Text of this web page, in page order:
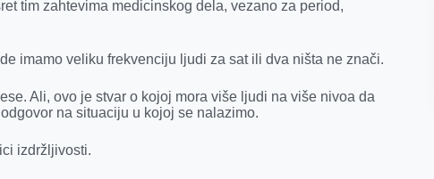
tim zahtevima medicinskog dela, vezano za period,
imamo veliku frekvenciju ljudi za sat ili dva ništa ne znači.
Ali, ovo je stvar o kojoj mora više ljudi na više nivoa da
na situaciju u kojoj se nalazimo.
izdržljivosti.